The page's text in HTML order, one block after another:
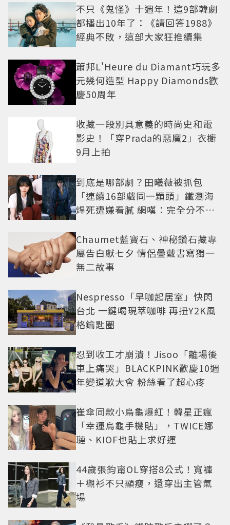
不只《鬼怪》十週年！這9部韓劇
都播出10年了：《請回答1988》
經典不敗，這部大家狂推續集
蕭邦L'Heure du Diamant巧玩多
元幾何造型 Happy Diamonds歡
慶50周年
收藏一段別具意義的時尚史和電
影史！「穿Prada的惡魔2」衣櫥
9月上拍
到底是哪部劇？田曦薇被抓包
「連續16部戲同一顆頭」鐵瀏海
焊死遭嫌看膩 網嘆：完全分不出
Chaumet藍寶石、神秘鑽石藏專
屬告白獻七夕 情侶疊戴書寫獨一
無二故事
Nespresso「早咖起居室」快閃
台北 一鍵喝現萃咖啡 再扭Y2K風
格鑰匙圈
忍到收工才崩潰！Jisoo「離場後
車上痛哭」BLACKPINK歡慶10週
年變道歉大會 粉絲看了超心疼
崔傘同款小烏龜爆紅！韓星正瘋
「幸運烏龜手機貼」，TWICE娜
璉、KIOF也貼上求好運
44歲張鈞甯OL穿搭8公式！寬褲
＋襯衫不只顯瘦，還穿出主管氣
場